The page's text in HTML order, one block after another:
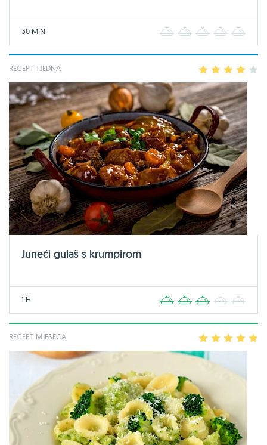
30 MIN 2 3 4
RECEPT TJEDNA 2 3 4
Juneći gulaš s krumpirom
1 H 2 3 4
RECEPT MJESECA 2 3 4